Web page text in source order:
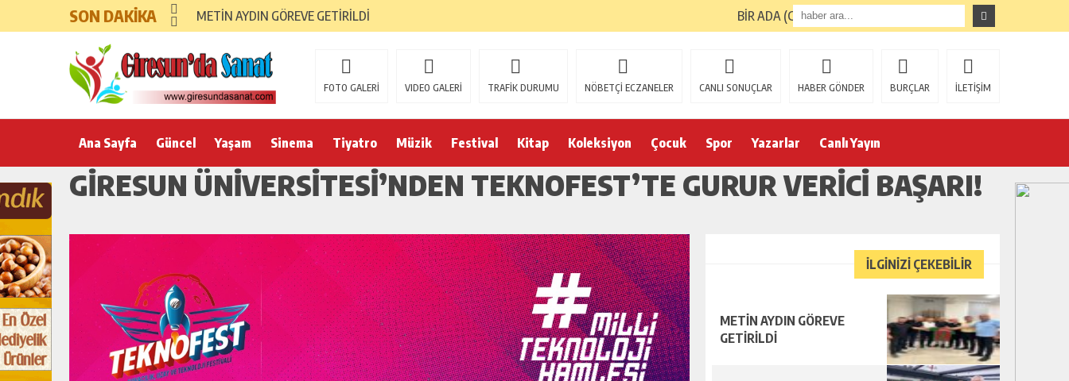
SON DAKİKA METİN AYDIN GÖREVE GETİRİLDİ BİR ADA (GİRESUN ADASI) TURUNUN ARDINDAN
FOTO GALERİ VIDEO GALERİ TRAFİK DURUMU NÖBETÇİ ECZANELER CANLI SONUÇLAR HABER GÖNDER BURÇLAR İLETİŞİM
Ana Sayfa Güncel Yaşam Sinema Tiyatro Müzik Festival Kitap Koleksiyon Çocuk Spor Yazarlar Canlı Yayın
GIRESUN ÜNIVERSITESI’NDEN TEKNOFEST’TE GURUR VERICI BAŞARI!
İLGİNİZİ ÇEKEBİLİR
METİN AYDIN GÖREVE
GETİRİLDİ